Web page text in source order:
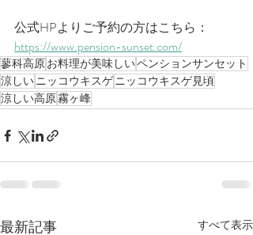
公式HPよりご予約の方はこちら：​
https://www.pension-sunset.com/
蓼科高原お料理が美味しいペンションサンセット
涼しいニッコウキスゲニッコウキスゲ見頃
涼しい高原霧ヶ峰
最新記事 すべて表示